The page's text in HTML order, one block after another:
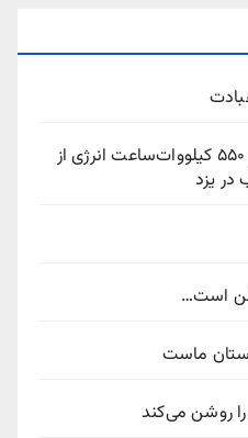
احصا دو میلیون و ۵۰۹ هزار و ۵۵۰ کیلووات‌ساعت انرژی از
یزد
است…
ماست
روشن می‌کند